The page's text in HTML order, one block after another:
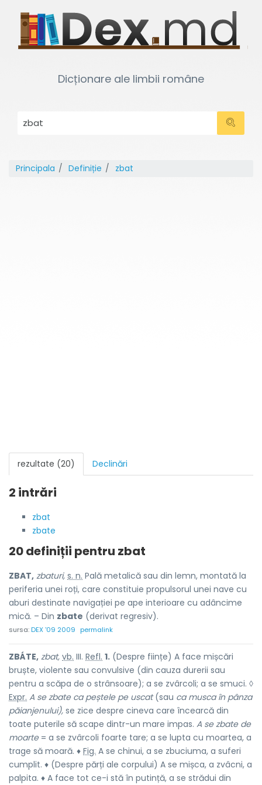
Dicționare ale limbii române
Principala Definiție zbat
rezultate (20) Declinări
2 intrări
zbat
zbate
20 definiții pentru zbat
ZBAT, zbaturi, s. n. Pală metalică sau din lemn, montată la
periferia unei roți, care constituie propulsorul unei nave cu
aburi destinate navigației pe ape interioare cu adâncime
mică. – Din zbate (derivat regresiv).
sursa:DEX '09 2009 permalink
ZBÁTE, zbat, vb. III. Refl. 1. (Despre ființe) A face mișcări
bruște, violente sau convulsive (din cauza durerii sau
pentru a scăpa de o strânsoare); a se zvârcoli; a se smuci. ◊
Expr. A se zbate ca peștele pe uscat(sau ca musca în pânza
păianjenului), se zice despre cineva care încearcă din
toate puterile să scape dintr-un mare impas. A se zbate de
moarte= a se zvârcoli foarte tare; a se lupta cu moartea, a
trage să moară. ♦ Fig. A se chinui, a se zbuciuma, a suferi
cumplit. ♦ (Despre părți ale corpului) A se mișca, a zvâcni, a
palpita. ♦ A face tot ce-i stă în putință, a se strădui din